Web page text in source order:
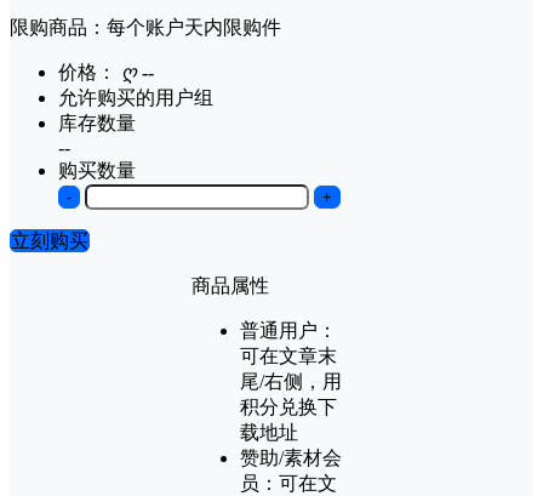
限购商品：每个账户天内限购件
价格： ღ --
允许购买的用户组
库存数量
--
购买数量
- +
立刻购买
商品属性
普通用户：
可在文章末
尾/右侧，用
积分兑换下
载地址
赞助/素材会
员： 可在文